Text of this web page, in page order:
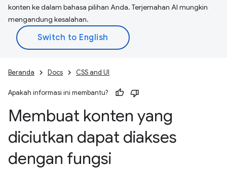
konten ke dalam bahasa pilihan Anda. Terjemahan AI mungkin
mengandung kesalahan.
Beranda Docs CSS and UI
Apakah informasi ini membantu?
Membuat konten yang
diciutkan dapat diakses
dengan fungsi